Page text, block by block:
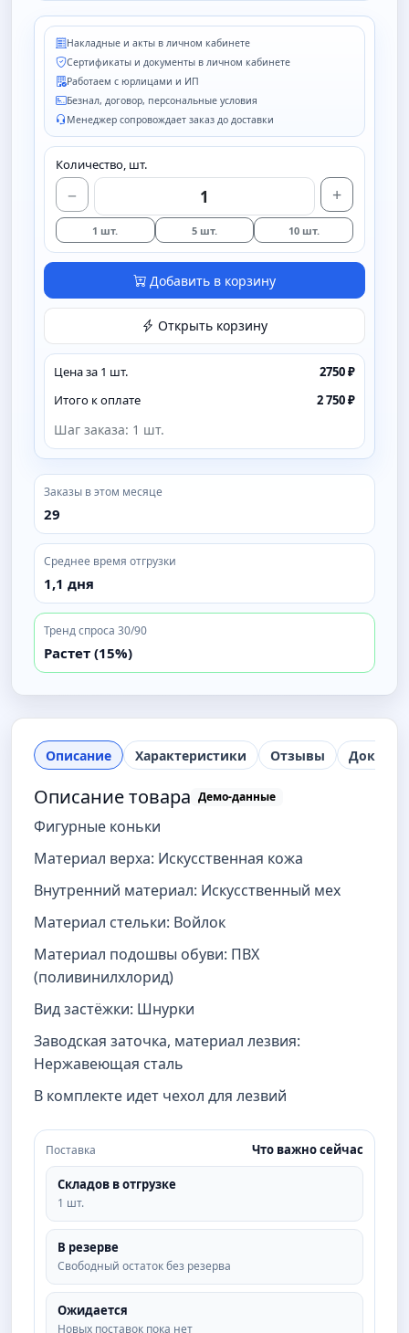
Накладные и акты в личном кабинете
Сертификаты и документы в личном кабинете
Работаем с юрлицами и ИП
Безнал, договор, персональные условия
Менеджер сопровождает заказ до доставки
Количество, шт.
− +
1 шт. 5 шт. 10 шт.
Цена за 1 шт.
2750 ₽
Итого к оплате
2 750 ₽
Шаг заказа: 1 шт.
Добавить в корзину
Открыть корзину
Заказы в этом месяце
29
Среднее время отгрузки
1,1 дня
Тренд спроса 30/90
Растет (15%)
Описание Характеристики Отзывы
Описание товара Демо-данные
Фигурные коньки
Материал верха: Искусственная кожа
Внутренний материал: Искусственный мех
Материал стельки: Войлок
Материал подошвы обуви: ПВХ
(поливинилхлорид)
Вид застёжки: Шнурки
Заводская заточка, материал лезвия:
Нержавеющая сталь
В комплекте идет чехол для лезвий
Поставка Что важно сейчас
Складов в отгрузке
1 шт.
В резерве
Свободный остаток без резерва
Ожидается
Новых поставок пока нет